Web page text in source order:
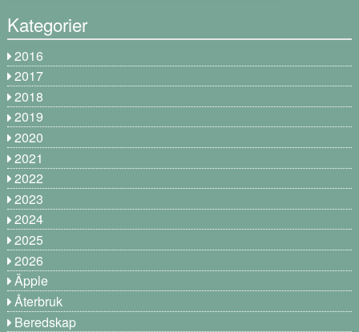
Kategorier
2016
2017
2018
2019
2020
2021
2022
2023
2024
2025
2026
Äpple
Återbruk
Beredskap